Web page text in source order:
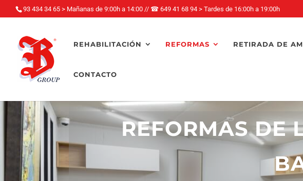
93 434 34 65 > Mañanas de 9:00h a 14:00 // ☎ 649 41 68 94 > Tardes de 16:00h a 19:00h
REHABILITACIÓN REFORMAS RETIRADA DE
CONTACTO
REFORMAS DE